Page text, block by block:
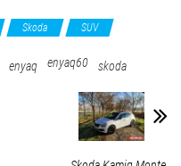
Skoda SUV
enyaq enyaq60 skoda